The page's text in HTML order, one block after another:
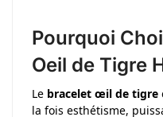
Pourquoi
Oeil de Tigre
Le bracelet œil de tigre
la fois esthétisme,